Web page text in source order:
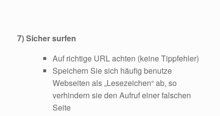
7) Sicher surfen
Auf richtige URL achten (keine Tippfehler)
Speichern Sie sich häufig benutze
Webseiten als „Lesezeichen“ ab, so
verhindern sie den Aufruf einer falschen
Seite